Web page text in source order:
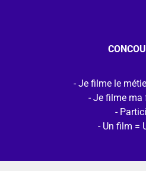
Je filme le
Je filme ma
Un film =